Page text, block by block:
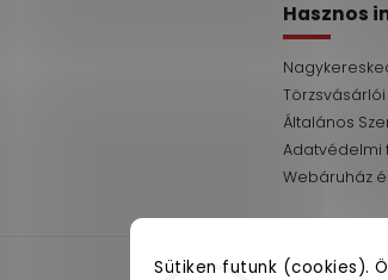
Sütiken futunk (cookies).
Hasznos
Általános
Adatvédelmi
Webáruház